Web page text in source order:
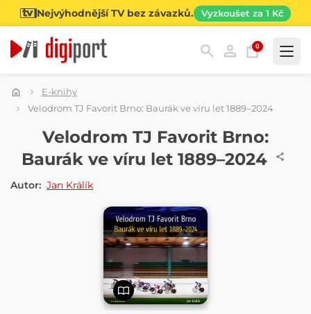
Nejvýhodnější TV bez závazků. Vyzkoušet za 1 Kč
0
Kategorie
E-knihy
Velodrom TJ Favorit Brno: Baurák ve víru let 1889–2024
E-KNIHAVelodrom TJ Favorit Brno:
Baurák ve víru let 1889–2024
Autor: Jan Králík